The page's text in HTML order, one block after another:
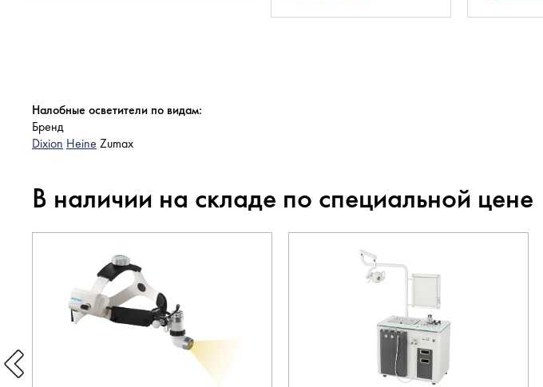
Налобные осветители по видам:
Бренд
Dixion Heine Zumax
В наличии на складе по специальной цене